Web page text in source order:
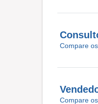
Compare
Compare